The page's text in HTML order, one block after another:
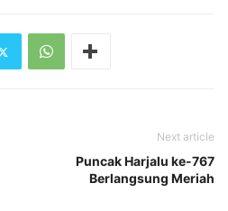
Next article
Puncak Harjalu ke-767
Berlangsung Meriah